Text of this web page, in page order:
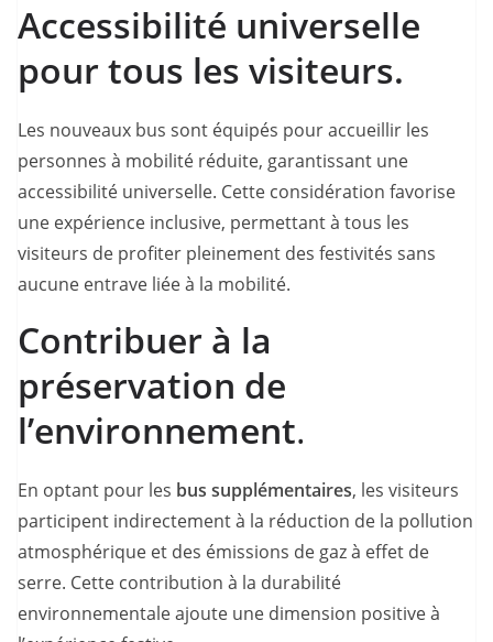
Accessibilité universelle
pour tous les visiteurs.
Les nouveaux bus sont équipés pour accueillir les
personnes à mobilité réduite, garantissant une
accessibilité universelle. Cette considération favorise
une expérience inclusive, permettant à tous les
visiteurs de profiter pleinement des festivités sans
aucune entrave liée à la mobilité.
Contribuer à la
préservation de
l’environnement.
En optant pour les bus supplémentaires, les visiteurs
participent indirectement à la réduction de la pollution
atmosphérique et des émissions de gaz à effet de
serre. Cette contribution à la durabilité
environnementale ajoute une dimension positive à